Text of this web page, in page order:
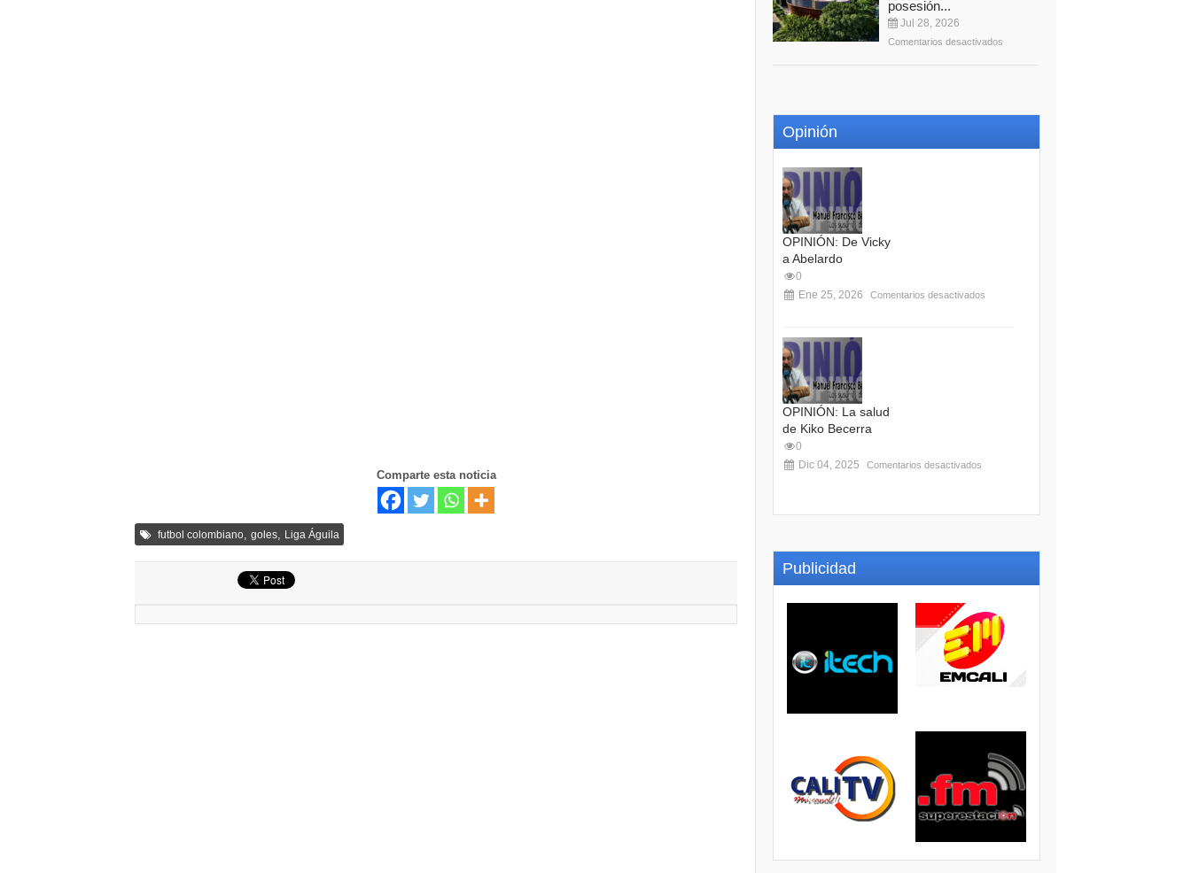
Comparte esta noticia
futbol colombiano, goles, Liga Águila
posesión...
Jul 28, 2026
Comentarios desactivados
Opinión
OPINIÓN: De Vicky
a Abelardo
0
Ene 25, 2026
Comentarios desactivados
OPINIÓN: La salud
de Kiko Becerra
0
Dic 04, 2025
Comentarios desactivados
Publicidad